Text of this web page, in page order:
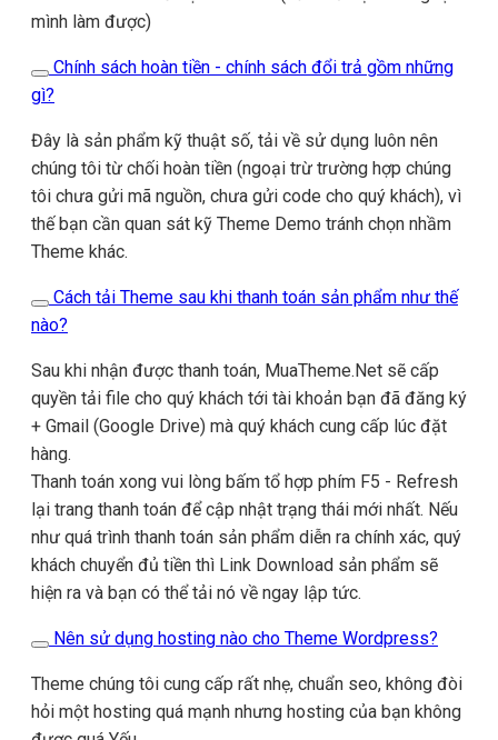
mình làm được)
Chính sách hoàn tiền - chính sách đổi trả gồm những
gì?
Đây là sản phẩm kỹ thuật số, tải về sử dụng luôn nên
chúng tôi từ chối hoàn tiền (ngoại trừ trường hợp chúng
tôi chưa gửi mã nguồn, chưa gửi code cho quý khách), vì
thế bạn cần quan sát kỹ Theme Demo tránh chọn nhầm
Theme khác.
Cách tải Theme sau khi thanh toán sản phẩm như thế
nào?
Sau khi nhận được thanh toán, MuaTheme.Net sẽ cấp
quyền tải file cho quý khách tới tài khoản bạn đã đăng ký
+ Gmail (Google Drive) mà quý khách cung cấp lúc đặt
hàng.
Thanh toán xong vui lòng bấm tổ hợp phím F5 - Refresh
lại trang thanh toán để cập nhật trạng thái mới nhất. Nếu
như quá trình thanh toán sản phẩm diễn ra chính xác, quý
khách chuyển đủ tiền thì Link Download sản phẩm sẽ
hiện ra và bạn có thể tải nó về ngay lập tức.
Nên sử dụng hosting nào cho Theme Wordpress?
Theme chúng tôi cung cấp rất nhẹ, chuẩn seo, không đòi
hỏi một hosting quá mạnh nhưng hosting của bạn không